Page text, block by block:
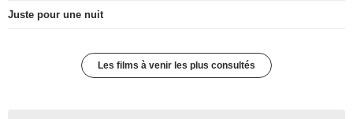
Juste pour une nuit
Les films à venir les plus consultés